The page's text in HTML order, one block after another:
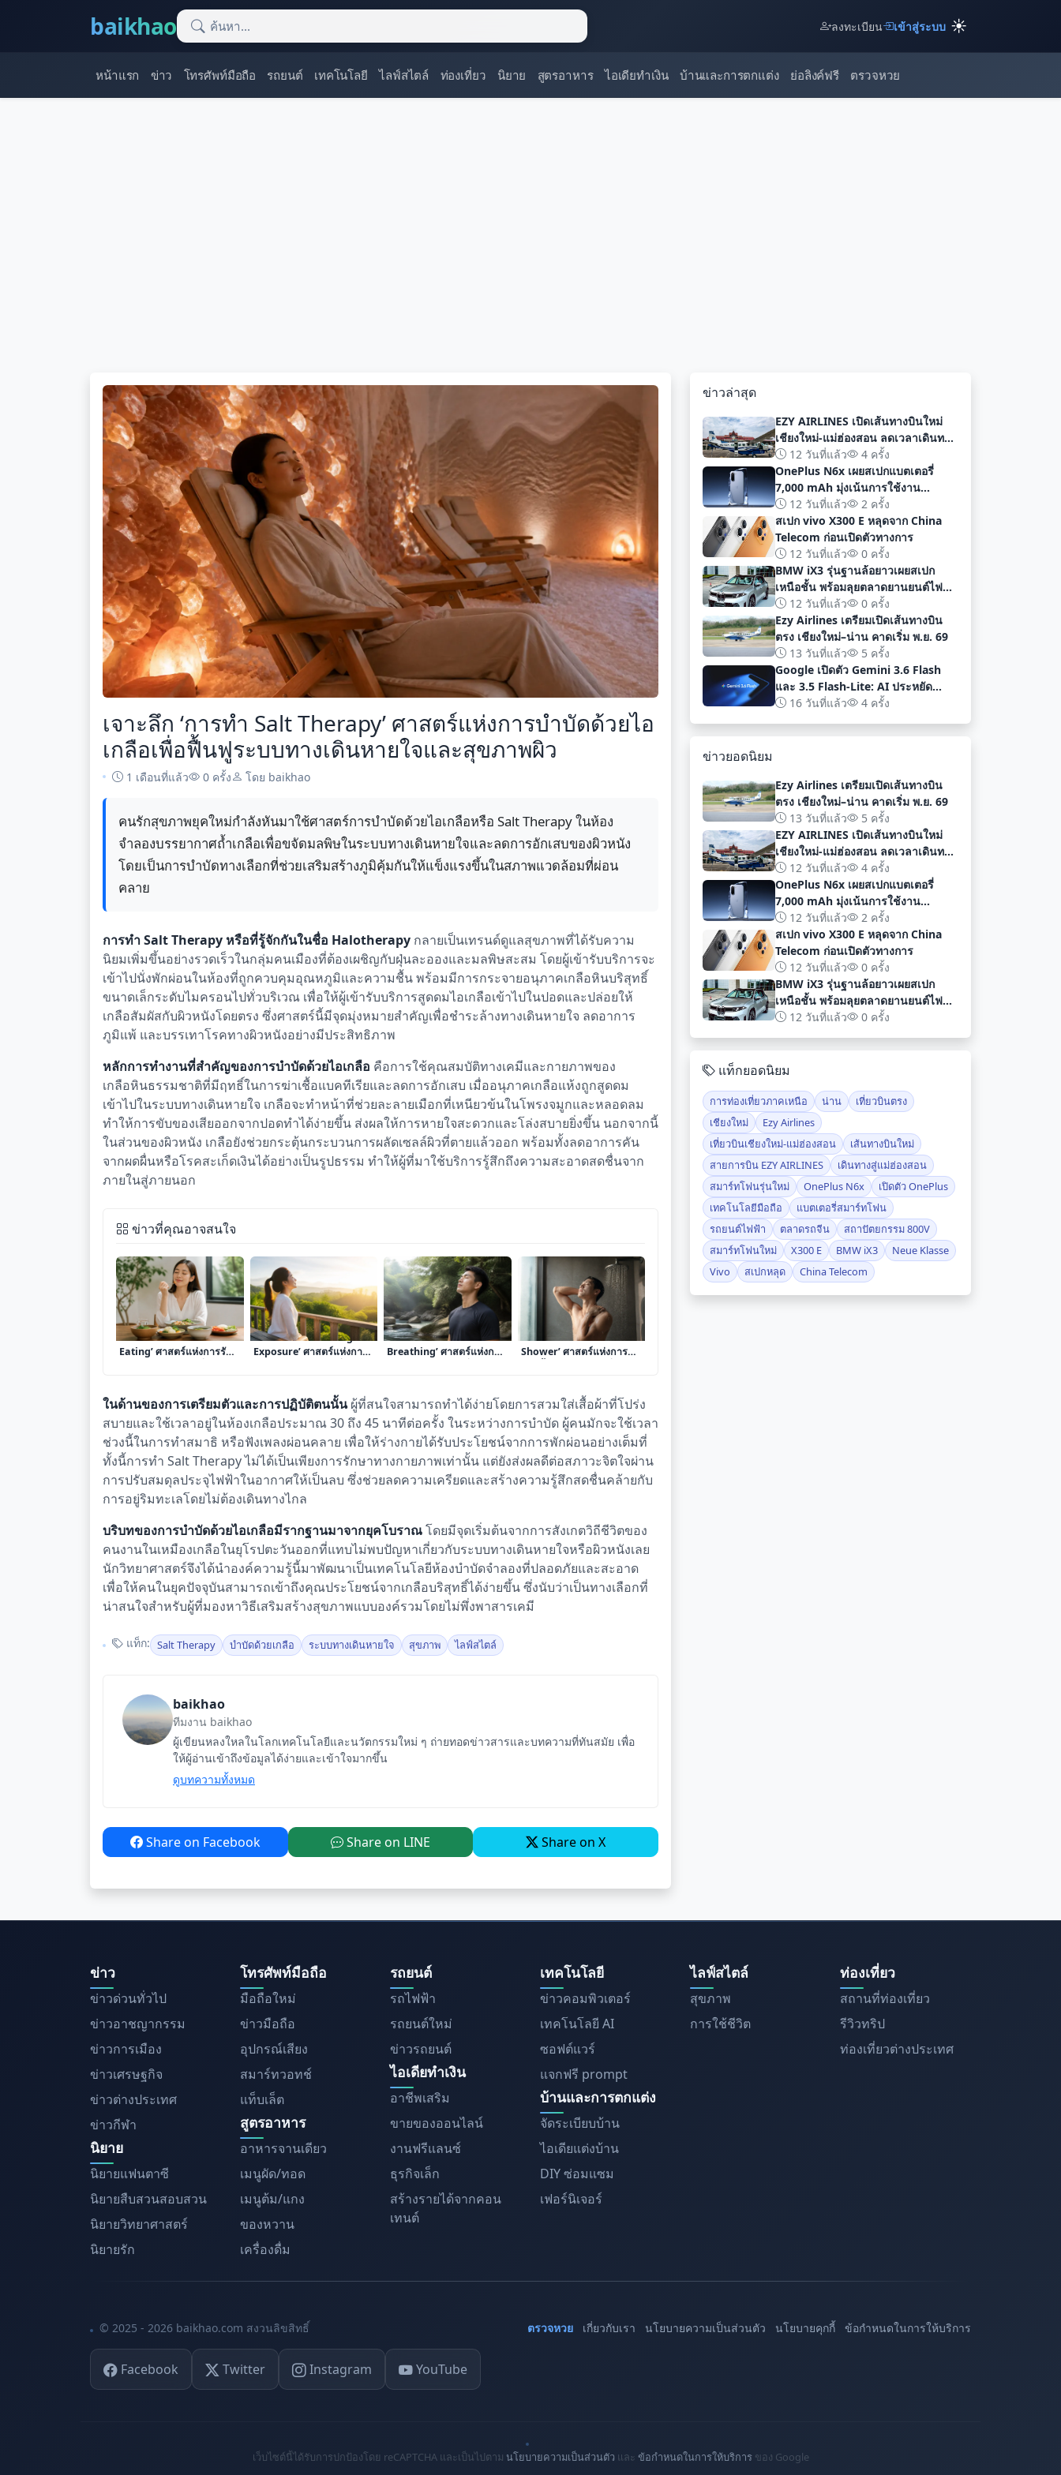
baikhao ลงทะเบียน เข้าสู่ระบบ ☀️
หน้าแรก ข่าว โทรศัพท์มือถือ รถยนต์ เทคโนโลยี ไลฟ์สไตล์ ท่องเที่ยว นิยาย สูตรอาหาร ไอเดียทำเงิน บ้านและการตกแต่ง ย่อลิงค์ฟรี ตรวจหวย
เจาะลึก ‘การทำ Salt Therapy’ ศาสตร์แห่งการบำบัดด้วยไอ
เกลือเพื่อฟื้นฟูระบบทางเดินหายใจและสุขภาพผิว
1 เดือนที่แล้ว 0 ครั้ง โดย baikhao
คนรักสุขภาพยุคใหม่กำลังหันมาใช้ศาสตร์การบำบัดด้วยไอเกลือหรือ Salt Therapy ในห้อง
จำลองบรรยากาศถ้ำเกลือเพื่อขจัดมลพิษในระบบทางเดินหายใจและลดการอักเสบของผิวหนัง
โดยเป็นการบำบัดทางเลือกที่ช่วยเสริมสร้างภูมิคุ้มกันให้แข็งแรงขึ้นในสภาพแวดล้อมที่ผ่อน
คลาย
การทำ Salt Therapy หรือที่รู้จักกันในชื่อ Halotherapy กลายเป็นเทรนด์ดูแลสุขภาพที่ได้รับความ
นิยมเพิ่มขึ้นอย่างรวดเร็วในกลุ่มคนเมืองที่ต้องเผชิญกับฝุ่นละอองและมลพิษสะสม โดยผู้เข้ารับบริการจะ
เข้าไปนั่งพักผ่อนในห้องที่ถูกควบคุมอุณหภูมิและความชื้น พร้อมมีการกระจายอนุภาคเกลือหินบริสุทธิ์
ขนาดเล็กระดับไมครอนไปทั่วบริเวณ เพื่อให้ผู้เข้ารับบริการสูดดมไอเกลือเข้าไปในปอดและปล่อยให้
เกลือสัมผัสกับผิวหนังโดยตรง ซึ่งศาสตร์นี้มีจุดมุ่งหมายสำคัญเพื่อชำระล้างทางเดินหายใจ ลดอาการ
ภูมิแพ้ และบรรเทาโรคทางผิวหนังอย่างมีประสิทธิภาพ
หลักการทำงานที่สำคัญของการบำบัดด้วยไอเกลือ คือการใช้คุณสมบัติทางเคมีและกายภาพของ
เกลือหินธรรมชาติที่มีฤทธิ์ในการฆ่าเชื้อแบคทีเรียและลดการอักเสบ เมื่ออนุภาคเกลือแห้งถูกสูดดม
เข้าไปในระบบทางเดินหายใจ เกลือจะทำหน้าที่ช่วยละลายเมือกที่เหนียวข้นในโพรงจมูกและหลอดลม
ทำให้การขับของเสียออกจากปอดทำได้ง่ายขึ้น ส่งผลให้การหายใจสะดวกและโล่งสบายยิ่งขึ้น นอกจากนี้
ในส่วนของผิวหนัง เกลือยังช่วยกระตุ้นกระบวนการผลัดเซลล์ผิวที่ตายแล้วออก พร้อมทั้งลดอาการคัน
จากผดผื่นหรือโรคสะเก็ดเงินได้อย่างเป็นรูปธรรม ทำให้ผู้ที่มาใช้บริการรู้สึกถึงความสะอาดสดชื่นจาก
ภายในสู่ภายนอก
ข่าวที่คุณอาจสนใจ
เจาะลึก ‘การทำ Mindful
Eating’ ศาสตร์แห่งการรับ
ความอิ่มเอมใจ
เจาะลึก ‘การทำ Sunlight
Exposure’ ศาสตร์แห่งการ
เจาะลึก ‘การทำ Nose
Breathing’ ศาสตร์แห่งการ
สมรรถนะร่างกาย
เจาะลึก ‘การทำ Contrast
Shower’ ศาสตร์แห่งการ
ในด้านของการเตรียมตัวและการปฏิบัติตนนั้นผู้ที่สนใจสามารถทำได้ง่ายโดยการสวมใส่เสื้อผ้าที่โปร่ง
สบายและใช้เวลาอยู่ในห้องเกลือประมาณ 30 ถึง 45 นาทีต่อครั้ง ในระหว่างการบำบัด ผู้คนมักจะใช้เวลา
ช่วงนี้ในการทำสมาธิ หรือฟังเพลงผ่อนคลาย เพื่อให้ร่างกายได้รับประโยชน์จากการพักผ่อนอย่างเต็มที่
ทั้งนี้การทำ Salt Therapy ไม่ได้เป็นเพียงการรักษาทางกายภาพเท่านั้น แต่ยังส่งผลดีต่อสภาวะจิตใจผ่าน
การปรับสมดุลประจุไฟฟ้าในอากาศให้เป็นลบ ซึ่งช่วยลดความเครียดและสร้างความรู้สึกสดชื่นคล้ายกับ
การอยู่ริมทะเลโดยไม่ต้องเดินทางไกล
บริบทของการบำบัดด้วยไอเกลือมีรากฐานมาจากยุคโบราณโดยมีจุดเริ่มต้นจากการสังเกตวิถีชีวิตของ
คนงานในเหมืองเกลือในยุโรปตะวันออกที่แทบไม่พบปัญหาเกี่ยวกับระบบทางเดินหายใจหรือผิวหนังเลย
นักวิทยาศาสตร์จึงได้นำองค์ความรู้นี้มาพัฒนาเป็นเทคโนโลยีห้องบำบัดจำลองที่ปลอดภัยและสะอาด
เพื่อให้คนในยุคปัจจุบันสามารถเข้าถึงคุณประโยชน์จากเกลือบริสุทธิ์ได้ง่ายขึ้น ซึ่งนับว่าเป็นทางเลือกที่
น่าสนใจสำหรับผู้ที่มองหาวิธีเสริมสร้างสุขภาพแบบองค์รวมโดยไม่พึ่งพาสารเคมี
แท็ก: Salt Therapy บำบัดด้วยเกลือ ระบบทางเดินหายใจ สุขภาพ ไลฟ์สไตล์
baikhao
ทีมงาน baikhao
ผู้เขียนหลงใหลในโลกเทคโนโลยีและนวัตกรรมใหม่ ๆ ถ่ายทอดข่าวสารและบทความที่ทันสมัย เพื่อ
ให้ผู้อ่านเข้าถึงข้อมูลได้ง่ายและเข้าใจมากขึ้น
ดูบทความทั้งหมด
Share on Facebook Share on LINE Share on X
ข่าวล่าสุด
EZY AIRLINES เปิดเส้นทางบินใหม่
เชียงใหม่-แม่ฮ่องสอน ลดเวลาเดินทาง
เหลือเพียง 40 นาที
12 วันที่แล้ว
4 ครั้ง
OnePlus N6x เผยสเปกแบตเตอรี่
7,000 mAh มุ่งเน้นการใช้งาน
ยาวนานก่อนเปิดตัวอย่างเป็นทางการ
12 วันที่แล้ว
2 ครั้ง
สเปก vivo X300 E หลุดจาก China
Telecom ก่อนเปิดตัวทางการ
12 วันที่แล้ว
0 ครั้ง
BMW iX3 รุ่นฐานล้อยาวเผยสเปก
เหนือชั้น พร้อมลุยตลาดยานยนต์ไฟฟ้า
จีนด้วยระยะทาง 919 กม
12 วันที่แล้ว
0 ครั้ง
Ezy Airlines เตรียมเปิดเส้นทางบิน
ตรง เชียงใหม่–น่าน คาดเริ่ม พ.ย. 69
13 วันที่แล้ว
5 ครั้ง
Google เปิดตัว Gemini 3.6 Flash
และ 3.5 Flash-Lite: AI ประหยัด
ต้นทุน ประสิทธิภาพสูง สำหรับนัก
16 วันที่แล้ว 4 ครั้ง
ข่าวยอดนิยม
Ezy Airlines เตรียมเปิดเส้นทางบิน
ตรง เชียงใหม่–น่าน คาดเริ่ม พ.ย. 69
13 วันที่แล้ว
5 ครั้ง
EZY AIRLINES เปิดเส้นทางบินใหม่
เชียงใหม่-แม่ฮ่องสอน ลดเวลาเดินทาง
เหลือเพียง 40 นาที
12 วันที่แล้ว
4 ครั้ง
OnePlus N6x เผยสเปกแบตเตอรี่
7,000 mAh มุ่งเน้นการใช้งาน
ยาวนานก่อนเปิดตัวอย่างเป็นทางการ
12 วันที่แล้ว
2 ครั้ง
สเปก vivo X300 E หลุดจาก China
Telecom ก่อนเปิดตัวทางการ
12 วันที่แล้ว
0 ครั้ง
BMW iX3 รุ่นฐานล้อยาวเผยสเปก
เหนือชั้น พร้อมลุยตลาดยานยนต์ไฟฟ้า
จีนด้วยระยะทาง 919 กม
12 วันที่แล้ว 0 ครั้ง
แท็กยอดนิยม
การท่องเที่ยวภาคเหนือ น่าน
เที่ยวบินตรง
เชียงใหม่
Ezy Airlines
เที่ยวบินเชียงใหม่-แม่ฮ่องสอน
เส้นทางบินใหม่
สายการบิน EZY AIRLINES
เดินทางสู่แม่ฮ่องสอน
สมาร์ทโฟนรุ่นใหม่
OnePlus N6x
เปิดตัว OnePlus
เทคโนโลยีมือถือ
แบตเตอรี่สมาร์ทโฟน
รถยนต์ไฟฟ้า
ตลาดรถจีน
สถาปัตยกรรม 800V
สมาร์ทโฟนใหม่
X300 E BMW iX3
Neue Klasse
Vivo
สเปกหลุด China Telecom
ข่าว
ข่าวด่วนทั่วไป
ข่าวอาชญากรรม
ข่าวการเมือง
ข่าวเศรษฐกิจ
ข่าวต่างประเทศ
ข่าวกีฬา
นิยาย
นิยายแฟนตาซี
นิยายสืบสวนสอบสวน
นิยายวิทยาศาสตร์
นิยายรัก
โทรศัพท์มือถือ
มือถือใหม่
ข่าวมือถือ
อุปกรณ์เสียง
สมาร์ทวอทช์
แท็บเล็ต
สูตรอาหาร
อาหารจานเดียว
เมนูผัด/ทอด
เมนูต้ม/แกง
ของหวาน
เครื่องดื่ม
รถยนต์
รถไฟฟ้า
รถยนต์ใหม่
ข่าวรถยนต์
ไอเดียทำเงิน
อาชีพเสริม
ขายของออนไลน์
งานฟรีแลนซ์
ธุรกิจเล็ก
สร้างรายได้จากคอน
เทนต์
เทคโนโลยี
ข่าวคอมพิวเตอร์
เทคโนโลยี AI
ซอฟต์แวร์
แจกฟรี prompt
บ้านและการตกแต่ง
จัดระเบียบบ้าน
ไอเดียแต่งบ้าน
DIY ซ่อมแซม
เฟอร์นิเจอร์
ไลฟ์สไตล์
สุขภาพ
การใช้ชีวิต
ท่องเที่ยว
สถานที่ท่องเที่ยว
รีวิวทริป
ท่องเที่ยวต่างประเทศ
© 2025 - 2026 baikhao.com สงวนลิขสิทธิ์ ตรวจหวย เกี่ยวกับเรา นโยบายความเป็นส่วนตัว นโยบายคุกกี้ ข้อกำหนดในการให้บริการ
Facebook Twitter Instagram YouTube
เว็บไซต์นี้ได้รับการปกป้องโดย reCAPTCHA และเป็นไปตาม นโยบายความเป็นส่วนตัว และ ข้อกำหนดในการให้บริการของ Google